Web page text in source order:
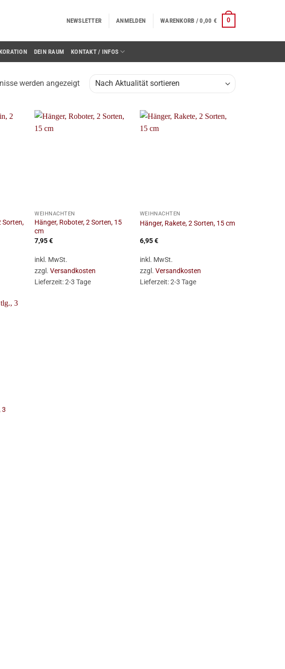
NEWSLETTER ANMELDEN WARENKORB /0,00 € 0
DEIN RAUM KONTAKT / INFOS
werden angezeigtNach
Aktualität
Sorten,
WEIHNACHTEN
Hänger, Roboter, 2 Sorten, 15
cm
7,95€
inkl. MwSt.
zzgl.Versandkosten
Lieferzeit:2-3 Tage
WEIHNACHTEN
Hänger, Rakete, 2 Sorten, 15 cm
6,95€
inkl. MwSt.
zzgl. Versandkosten
Lieferzeit:2-3 Tage
3